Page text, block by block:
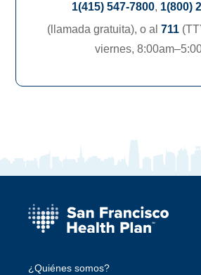
1(415) 547-7800, 1(800)
(llamada gratuita), o al 711
viernes,
¿Quiénes somos?